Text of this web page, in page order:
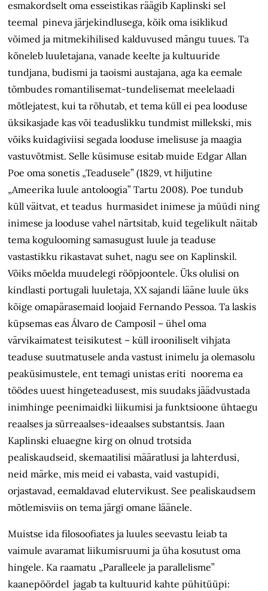
esmakordselt oma esseistikas räägib Kaplinski sel
teemal pineva järjekindlusega, kõik oma isiklikud
võimed ja mitmekihilised kalduvused mängu tuues. Ta
kõneleb luuletajana, vanade keelte ja kultuuride
tundjana, budismi ja taoismi austajana, aga ka eemale
tõmbudes romantilisemat-tundelisemat meelelaadi
mõtlejatest, kui ta rõhutab, et tema küll ei pea looduse
üksikasjade kas või teaduslikku tundmist millekski, mis
võiks kuidagiviisi segada looduse imelisuse ja maagia
vastuvõtmist. Selle küsimuse esitab muide Edgar Allan
Poe oma sonetis „Teadusele” (1829, vt hiljutine
„Ameerika luule antoloogia” Tartu 2008). Poe tundub
küll väitvat, et teadus hurmasidet inimese ja müüdi ning
inimese ja looduse vahel närtsitab, kuid tegelikult näitab
tema kogulooming samasugust luule ja teaduse
vastastikku rikastavat suhet, nagu see on Kaplinskil.
Võiks mõelda muudelegi rööpjoontele. Üks olulisi on
kindlasti portugali luuletaja, XX sajandi lääne luule üks
kõige omapärasemaid loojaid Fernando Pessoa. Ta laskis
küpsemas eas Álvaro de Camposil – ühel oma
värvikaimatest teisikutest – küll irooniliselt vihjata
teaduse suutmatusele anda vastust inimelu ja olemasolu
peaküsimustele, ent temagi unistas eriti noorema ea
töödes uuest hingeteadusest, mis suudaks jäädvustada
inimhinge peenimaidki liikumisi ja funktsioone ühtaegu
reaalses ja sürreaalses-ideaalses substantsis. Jaan
Kaplinski eluaegne kirg on olnud trotsida
pealiskaudseid, skemaatilisi määratlusi ja lahterdusi,
neid märke, mis meid ei vabasta, vaid vastupidi,
orjastavad, eemaldavad elutervikust. See pealiskaudsem
mõtlemisviis on tema järgi omane läänele.
Muistse ida filosoofiates ja luules seevastu leiab ta
vaimule avaramat liikumisruumi ja üha kosutust oma
hingele. Ka raamatu „Paralleele ja parallelisme”
kaanepöördel jagab ta kultuurid kahte pühitüüpi: